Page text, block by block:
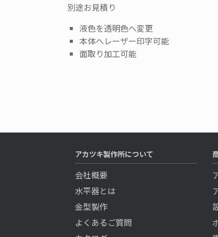
別途お見積り
液色を透明色へ変更
本体へレーザー印字可能
面取り加工可能
アカツキ製作所について
会社概要
水平器とは
金型製作
よくあるご質問